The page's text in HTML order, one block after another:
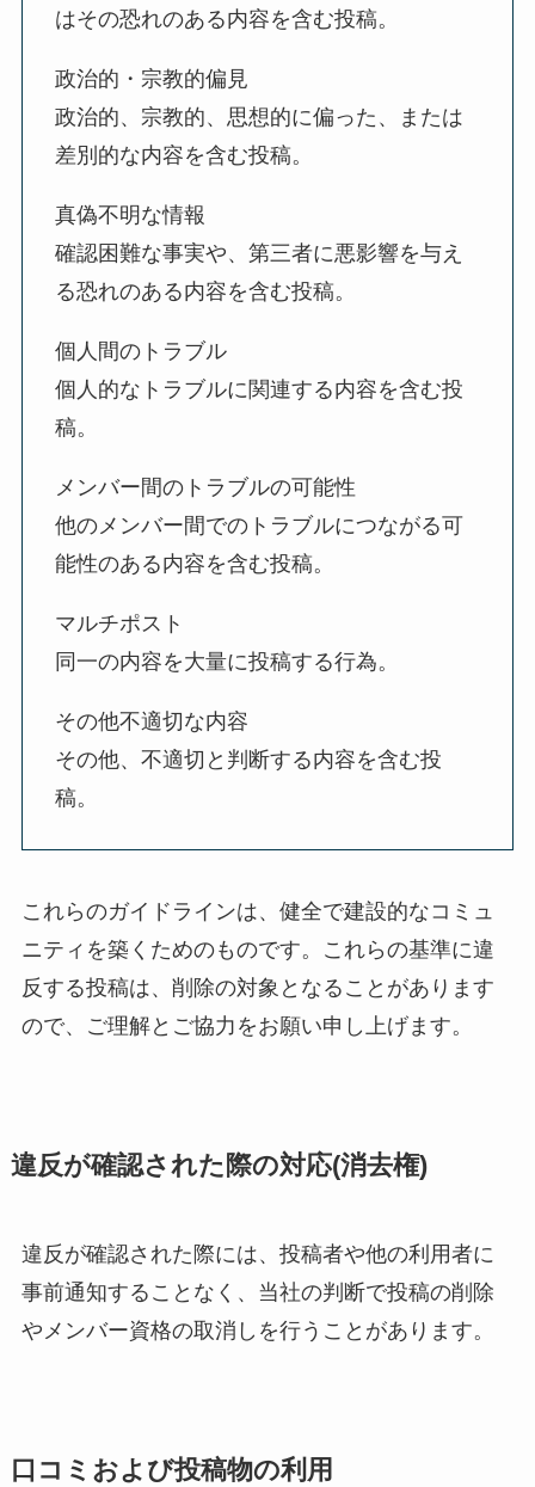
はその恐れのある内容を含む投稿。
政治的・宗教的偏見
政治的、宗教的、思想的に偏った、または
差別的な内容を含む投稿。
真偽不明な情報
確認困難な事実や、第三者に悪影響を与え
る恐れのある内容を含む投稿。
個人間のトラブル
個人的なトラブルに関連する内容を含む投
稿。
メンバー間のトラブルの可能性
他のメンバー間でのトラブルにつながる可
能性のある内容を含む投稿。
マルチポスト
同一の内容を大量に投稿する行為。
その他不適切な内容
その他、不適切と判断する内容を含む投
稿。
これらのガイドラインは、健全で建設的なコミュ
ニティを築くためのものです。これらの基準に違
反する投稿は、削除の対象となることがあります
ので、ご理解とご協力をお願い申し上げます。
違反が確認された際の対応(消去権)
違反が確認された際には、投稿者や他の利用者に
事前通知することなく、当社の判断で投稿の削除
やメンバー資格の取消しを行うことがあります。
口コミおよび投稿物の利用